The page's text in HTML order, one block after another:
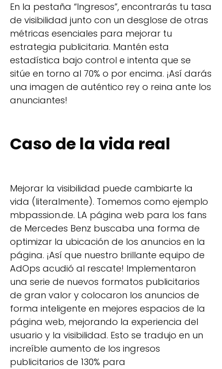
En la pestaña “Ingresos”, encontrarás tu tasa
de visibilidad junto con un desglose de otras
métricas esenciales para mejorar tu
estrategia publicitaria. Mantén esta
estadística bajo control e intenta que se
sitúe en torno al 70% o por encima. ¡Así darás
una imagen de auténtico rey o reina ante los
anunciantes!
Caso de la vida real
Mejorar la visibilidad puede cambiarte la
vida (literalmente). Tomemos como ejemplo
mbpassion.de. LA página web para los fans
de Mercedes Benz buscaba una forma de
optimizar la ubicación de los anuncios en la
página. ¡Así que nuestro brillante equipo de
AdOps acudió al rescate! Implementaron
una serie de nuevos formatos publicitarios
de gran valor y colocaron los anuncios de
forma inteligente en mejores espacios de la
página web, mejorando la experiencia del
usuario y la visibilidad. Esto se tradujo en un
increíble aumento de los ingresos
publicitarios de 130% para